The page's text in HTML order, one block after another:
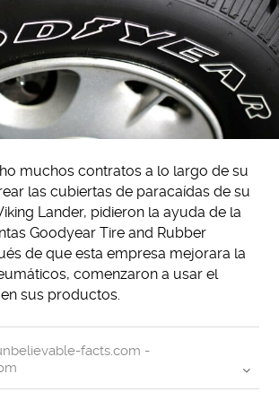
muchos contratos a lo largo de su
las cubiertas de paracaídas de su
Lander, pidieron la ayuda de la
Goodyear Tire and Rubber
de que esta empresa mejorara la
comenzaron a usar el
sus productos.
facts.com -